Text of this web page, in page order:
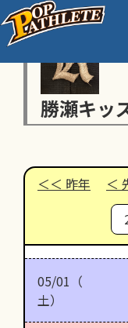
勝瀬キッ
昨年
05/01（
土）